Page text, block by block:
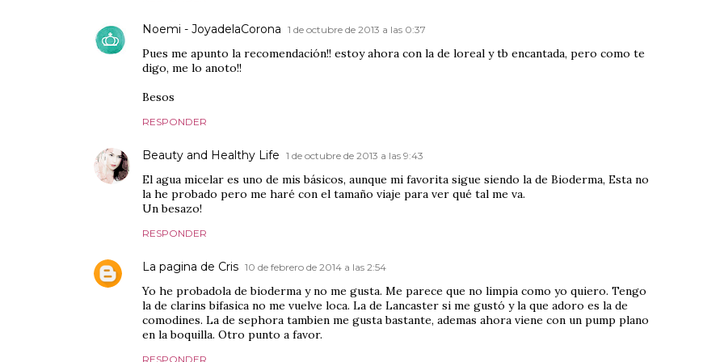
Noemi - JoyadelaCorona 1 de octubre de 2013 a las 0:37
Pues me apunto la recomendación!! estoy ahora con la de loreal y tb encantada, pero como te
digo, me lo anoto!!
Besos
RESPONDER
Beauty and Healthy Life 1 de octubre de 2013 a las 9:43
El agua micelar es uno de mis básicos, aunque mi favorita sigue siendo la de Bioderma, Esta no
la he probado pero me haré con el tamaño viaje para ver qué tal me va.
Un besazo!
RESPONDER
La pagina de Cris 10 de febrero de 2014 a las 2:54
Yo he probadola de bioderma y no me gusta. Me parece que no limpia como yo quiero. Tengo
la de clarins bifasica no me vuelve loca. La de Lancaster si me gustó y la que adoro es la de
comodines. La de sephora tambien me gusta bastante, ademas ahora viene con un pump plano
en la boquilla. Otro punto a favor.
RESPONDER